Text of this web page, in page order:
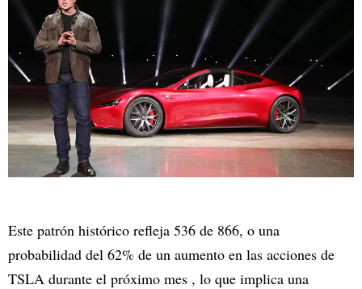
Este patrón histórico refleja 536 de 866, o una
probabilidad del 62% de un aumento en las acciones de
TSLA durante el próximo mes , lo que implica una